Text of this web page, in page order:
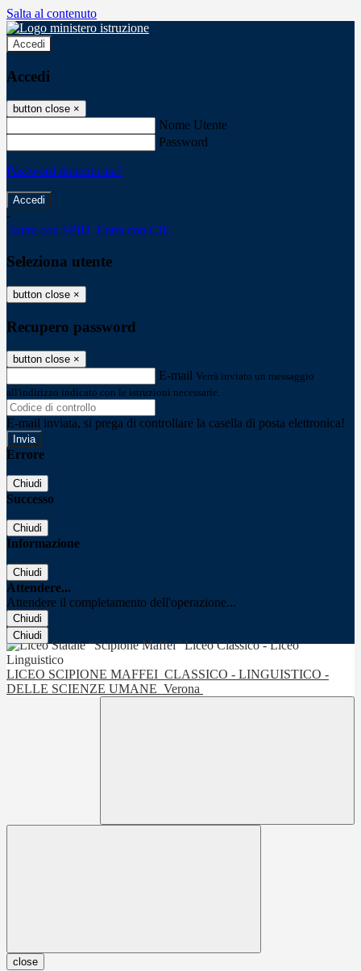
Salta al contenuto
Accedi
Accedi
button close ×
Nome Utente
Password
Password dimenticata?
-
Entra con SPID Entra con CIE
Seleziona utente
button close ×
Recupero password
button close ×
E-mail Verrà inviato un messaggio
all'indirizzo indicato con le istruzioni necessarie.
E-mail inviata, si prega di controllare la casella di posta elettronica!
Errore
Chiudi
Successo
Chiudi
Informazione
Chiudi
Attendere...
Attendere il completamento dell'operazione...
Chiudi
Chiudi
LICEO SCIPIONE MAFFEI CLASSICO - LINGUISTICO -
DELLE SCIENZE UMANE Verona
close